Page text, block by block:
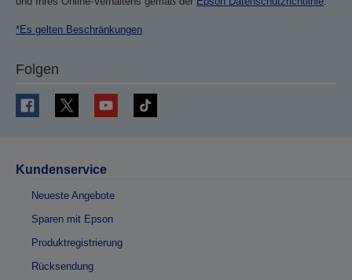
*Es gelten Beschränkungen
Folgen
Kundenservice
Neueste Angebote
Sparen mit Epson
Produktregistrierung
Rücksendung